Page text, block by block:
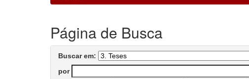
Página de Busca
Buscar em:
por